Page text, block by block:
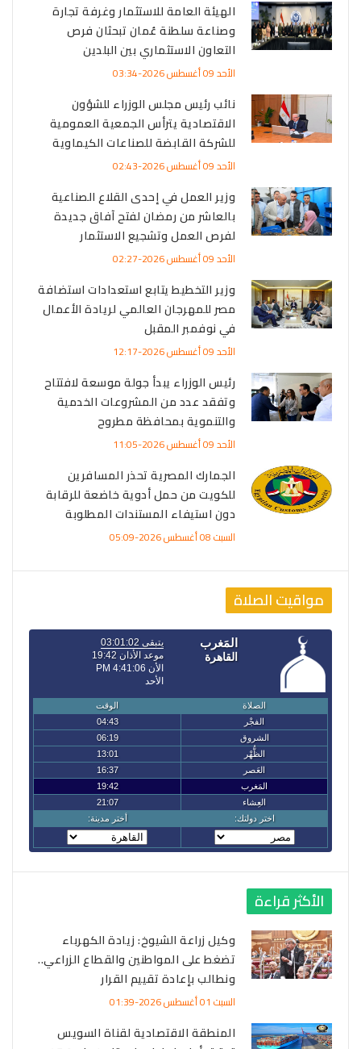
الهيئة العامة للاستثمار وغرفة تجارة
وصناعة سلطنة عُمان تبحثان فرص
التعاون الاستثماري بين البلدين
الأحد 09 أغسطس 2026-03:34
نائب رئيس مجلس الوزراء للشؤون
الاقتصادية يترأس الجمعية العمومية
للشركة القابضة للصناعات الكيماوية
الأحد 09 أغسطس 2026-02:43
وزير العمل في إحدى القلاع الصناعية
بالعاشر من رمضان لفتح آفاق جديدة
لفرص العمل وتشجيع الاستثمار
الأحد 09 أغسطس 2026-02:27
وزير التخطيط يتابع استعدادات استضافة
مصر للمهرجان العالمي لريادة الأعمال
في نوفمبر المقبل
الأحد 09 أغسطس 2026-12:17
رئيس الوزراء يبدأ جولة موسعة لافتتاح
وتفقد عدد من المشروعات الخدمية
والتنموية بمحافظة مطروح
الأحد 09 أغسطس 2026-11:05
الجمارك المصرية تحذر المسافرين
للكويت من حمل أدوية خاضعة للرقابة
دون استيفاء المستندات المطلوبة
السبت 08 أغسطس 2026-05:09
مواقيت الصلاة
الأكثر قراءة
وكيل زراعة الشيوخ: زيادة الكهرباء
تضغط على المواطنين والقطاع الزراعي..
ونطالب بإعادة تقييم القرار
السبت 01 أغسطس 2026-01:39
المنطقة الاقتصادية لقناة السويس